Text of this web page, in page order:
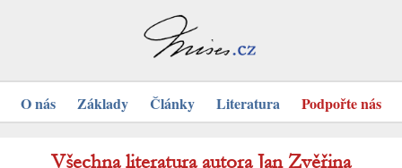
O nás Základy Články Literatura Podpořte nás
Všechna literatura autora Jan Zvěřina